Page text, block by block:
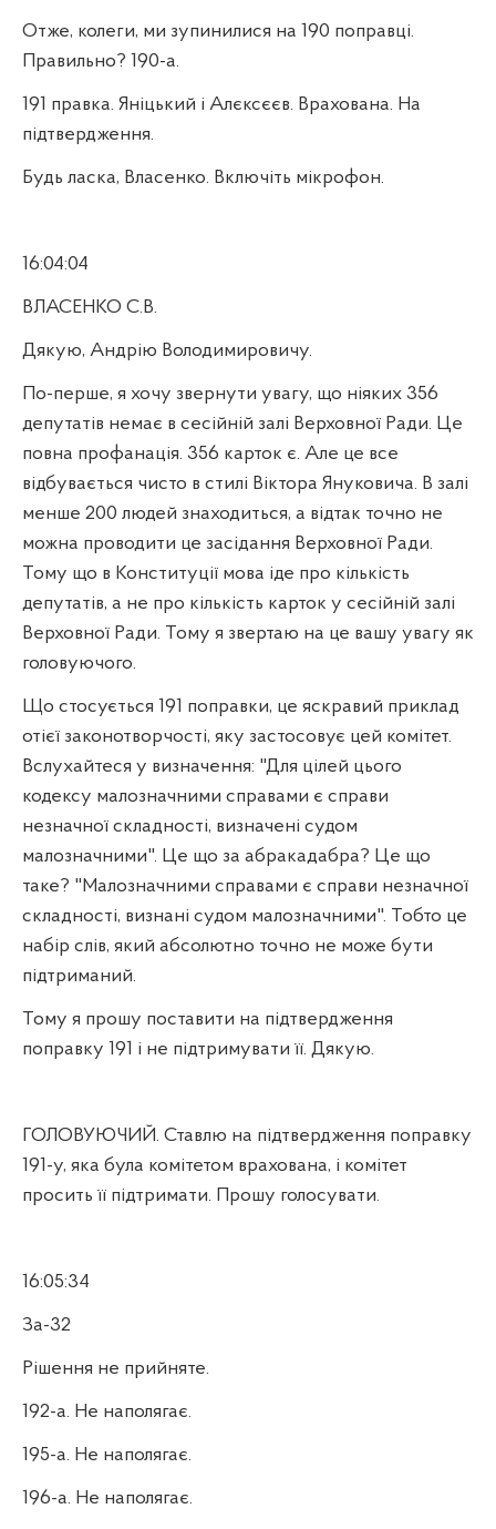
Отже, колеги, ми зупинилися на 190 поправці.
Правильно? 190-а.
191 правка. Яніцький і Алєксєєв. Врахована. На
підтвердження.
Будь ласка, Власенко. Включіть мікрофон.
16:04:04
ВЛАСЕНКО С.В.
Дякую, Андрію Володимировичу.
По-перше, я хочу звернути увагу, що ніяких 356
депутатів немає в сесійній залі Верховної Ради. Це
повна профанація. 356 карток є. Але це все
відбувається чисто в стилі Віктора Януковича. В залі
менше 200 людей знаходиться, а відтак точно не
можна проводити це засідання Верховної Ради.
Тому що в Конституції мова іде про кількість
депутатів, а не про кількість карток у сесійній залі
Верховної Ради. Тому я звертаю на це вашу увагу як
головуючого.
Що стосується 191 поправки, це яскравий приклад
отієї законотворчості, яку застосовує цей комітет.
Вслухайтеся у визначення: "Для цілей цього
кодексу малозначними справами є справи
незначної складності, визначені судом
малозначними". Це що за абракадабра? Це що
таке? "Малозначними справами є справи незначної
складності, визнані судом малозначними". Тобто це
набір слів, який абсолютно точно не може бути
підтриманий.
Тому я прошу поставити на підтвердження
поправку 191 і не підтримувати її. Дякую.
ГОЛОВУЮЧИЙ. Ставлю на підтвердження поправку
191-у, яка була комітетом врахована, і комітет
просить її підтримати. Прошу голосувати.
16:05:34
За-32
Рішення не прийняте.
192-а. Не наполягає.
195-а. Не наполягає.
196-а. Не наполягає.